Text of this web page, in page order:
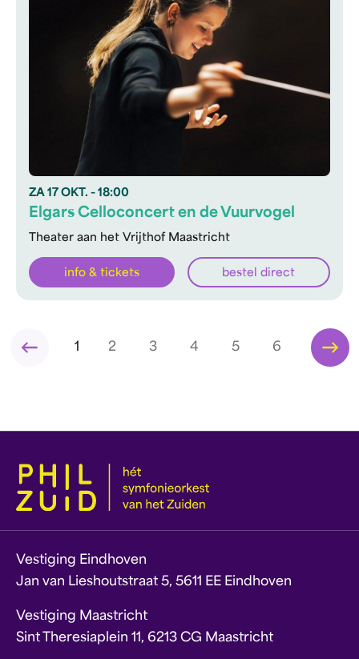
ZA 17 OKT. - 18:00
Theater aan het Vrijthof Maastricht
Elgars Celloconcert en de Vuurvogel
info & tickets bestel direct
1 2 3 4 5 6
Vestiging Eindhoven
Jan van Lieshoutstraat 5, 5611 EE Eindhoven
Vestiging Maastricht
Sint Theresiaplein 11, 6213 CG Maastricht